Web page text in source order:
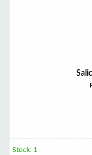
Stock: 1